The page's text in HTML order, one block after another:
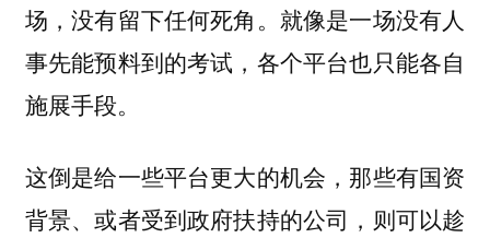
场，没有留下任何死角。就像是一场没有人
事先能预料到的考试，各个平台也只能各自
施展手段。
这倒是给一些平台更大的机会，那些有国资
背景、或者受到政府扶持的公司，则可以趁